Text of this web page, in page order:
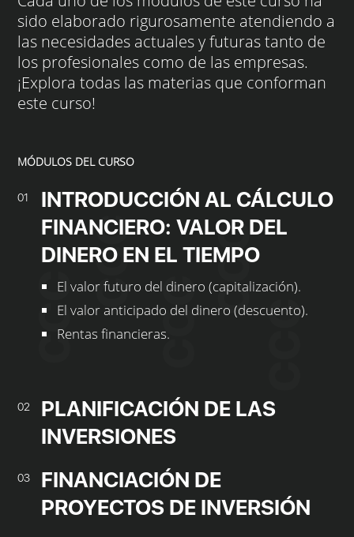
sido elaborado rigurosamente atendiendo a
las necesidades actuales y futuras tanto de
los profesionales como de las empresas.
¡Explora todas las materias que conforman
este curso!
MÓDULOS DEL CURSO
01
INTRODUCCIÓN AL CÁLCULO
FINANCIERO: VALOR DEL
DINERO EN EL TIEMPO
El valor futuro del dinero (capitalización).
El valor anticipado del dinero (descuento).
Rentas financieras.
02
PLANIFICACIÓN DE LAS
INVERSIONES
03
FINANCIACIÓN DE
PROYECTOS DE INVERSIÓN